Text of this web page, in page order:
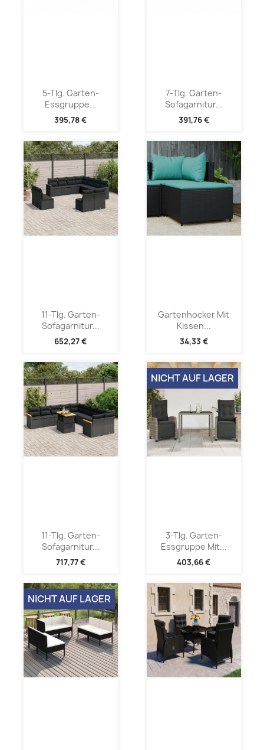
5-Tlg. Garten-
Essgruppe...
395,78 €
7-Tlg. Garten-
Sofagarnitur...
391,76 €
11-Tlg. Garten-
Sofagarnitur...
652,27 €
Gartenhocker Mit
Kissen...
34,33 €
11-Tlg. Garten-
Sofagarnitur...
717,77 €
3-Tlg. Garten-
Essgruppe Mit...
403,66 €
NICHT AUF LAGER
NICHT AUF LAGER